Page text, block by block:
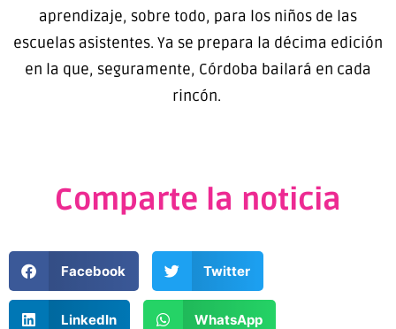
aprendizaje, sobre todo, para los niños de las
escuelas asistentes. Ya se prepara la décima edición
en la que, seguramente, Córdoba bailará en cada
rincón.
Comparte la noticia
Facebook Twitter
LinkedIn WhatsApp